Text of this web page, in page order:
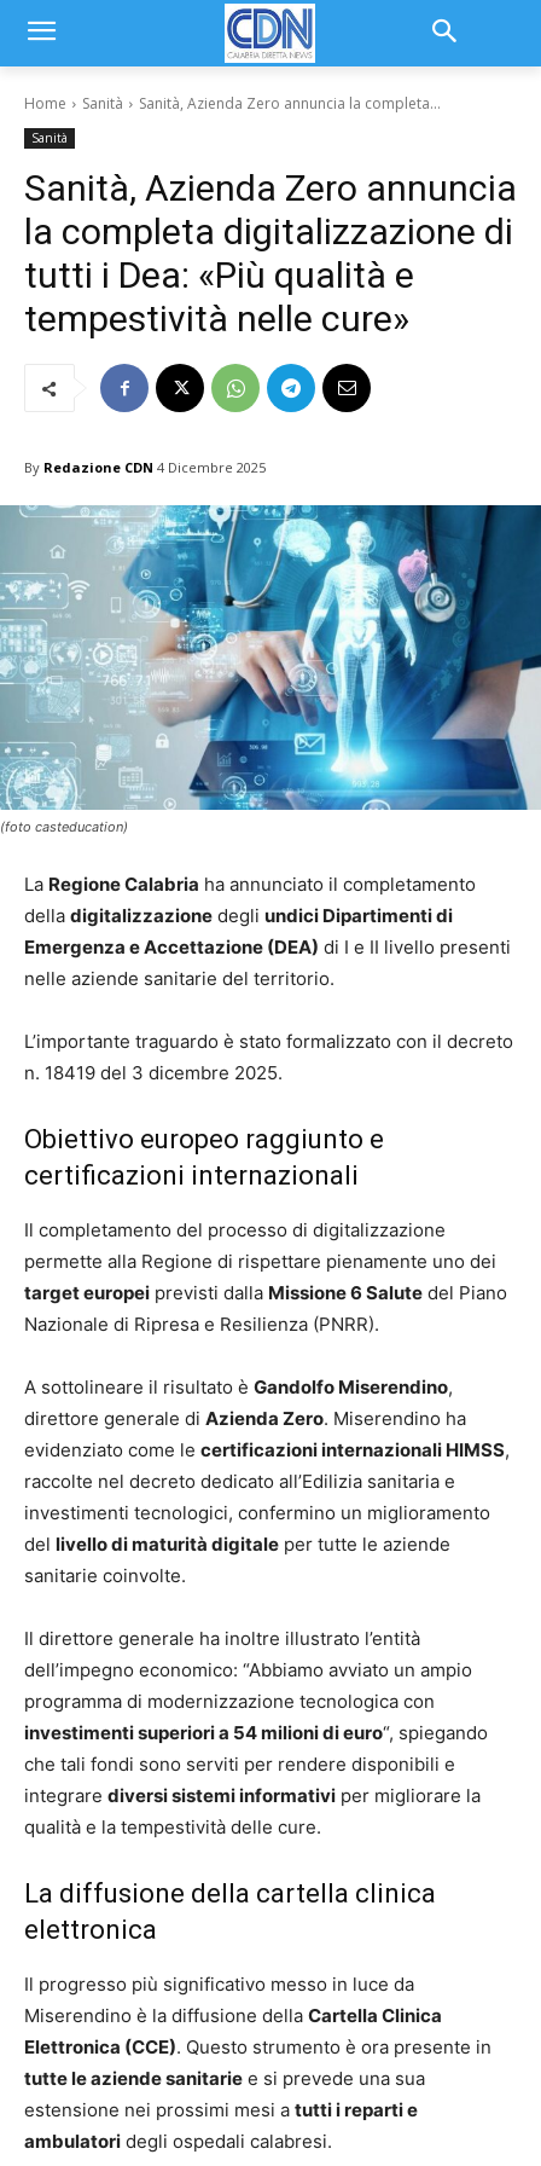
Home Sanità Sanità, Azienda Zero annuncia la completa...
Sanità
Sanità, Azienda Zero annuncia
la completa digitalizzazione di
tutti i Dea: «Più qualità e
tempestività nelle cure»
By Redazione CDN 4 Dicembre 2025
(foto casteducation)
La Regione Calabria ha annunciato il completamento
della digitalizzazione degli undici Dipartimenti di
Emergenza e Accettazione (DEA) di I e II livello presenti
nelle aziende sanitarie del territorio.
L’importante traguardo è stato formalizzato con il decreto
n. 18419 del 3 dicembre 2025.
Obiettivo europeo raggiunto e
certificazioni internazionali
Il completamento del processo di digitalizzazione
permette alla Regione di rispettare pienamente uno dei
target europei previsti dalla Missione 6 Salute del Piano
Nazionale di Ripresa e Resilienza (PNRR).
A sottolineare il risultato è Gandolfo Miserendino,
direttore generale di Azienda Zero. Miserendino ha
evidenziato come le certificazioni internazionali HIMSS,
raccolte nel decreto dedicato all’Edilizia sanitaria e
investimenti tecnologici, confermino un miglioramento
del livello di maturità digitale per tutte le aziende
sanitarie coinvolte.
Il direttore generale ha inoltre illustrato l’entità
dell’impegno economico: “Abbiamo avviato un ampio
programma di modernizzazione tecnologica con
investimenti superiori a 54 milioni di euro“, spiegando
che tali fondi sono serviti per rendere disponibili e
integrare diversi sistemi informativi per migliorare la
qualità e la tempestività delle cure.
La diffusione della cartella clinica
elettronica
Il progresso più significativo messo in luce da
Miserendino è la diffusione della Cartella Clinica
Elettronica (CCE). Questo strumento è ora presente in
tutte le aziende sanitarie e si prevede una sua
estensione nei prossimi mesi a tutti i reparti e
ambulatori degli ospedali calabresi.